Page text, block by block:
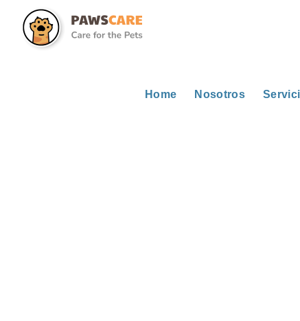
Home Nosotros